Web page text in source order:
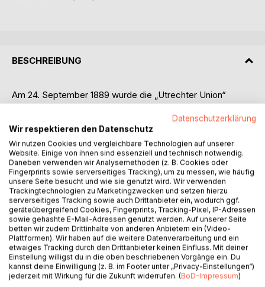
BESCHREIBUNG
Am 24. September 1889 wurde die „Utrechter Union“
gegründet. Der internationale Zusammenschluss alt-
katholischer Kirchen begeht im Rahmen des 31.
Internationalen Altkatholikenkongresses 2014 in Utrecht
sein 125jähriges Bestehen. Die jeweils selbstständigen
Ortskirchen haben teilweise sehr unterschiedliche
kirchengeschichtliche Wurzeln: neben der bereits seit dem
18. Jh. von Rom unabhängigen Utrechter Kirche sind die
Kirchen in Deutschland, der Schweiz und Österreich aus
Widerstand gegen die Dogmen der päpstlichen
Unfehlbarkeit und obersten Jurisdiktion von 1870
entstanden; andere Mitgliedskirchen haben häufig nationale
Gründungsmotive. Dieses Buch schildert ausführlich die
jeweilige Geschichte sämtlicher Kirchen der Utrechter
Union, es beschreibt auch die ausgeschiedenen Kirchen
und die Gründe ihrer Trennung. Die synodale Entscheidung
Datenschutzerklärung
Wir respektieren den Datenschutz
Wir nutzen Cookies und vergleichbare Technologien auf unserer
Website. Einige von ihnen sind essenziell und technisch notwendig.
Daneben verwenden wir Analysemethoden (z. B. Cookies oder
Fingerprints sowie serverseitiges Tracking), um zu messen, wie häufig
unsere Seite besucht und wie sie genutzt wird. Wir verwenden
Trackingtechnologien zu Marketingzwecken und setzen hierzu
serverseitiges Tracking sowie auch Drittanbieter ein, wodurch ggf.
geräteübergreifend Cookies, Fingerprints, Tracking-Pixel, IP-Adressen
sowie gehashte E-Mail-Adressen genutzt werden. Auf unserer Seite
betten wir zudem Drittinhalte von anderen Anbietern ein (Video-
Plattformen). Wir haben auf die weitere Datenverarbeitung und ein
etwaiges Tracking durch den Drittanbieter keinen Einfluss. Mit deiner
Einstellung willigst du in die oben beschriebenen Vorgänge ein. Du
kannst deine Einwilligung (z. B. im Footer unter „Privacy-Einstellungen“)
jederzeit mit Wirkung für die Zukunft widerrufen. (BoD-Impressum)